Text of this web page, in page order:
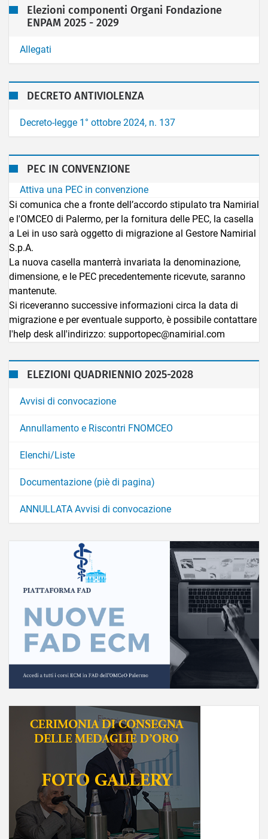
Elezioni componenti Organi Fondazione
ENPAM 2025 - 2029
Allegati
DECRETO ANTIVIOLENZA
Decreto-legge 1° ottobre 2024, n. 137
PEC IN CONVENZIONE
Attiva una PEC in convenzione
Si comunica che a fronte dell’accordo stipulato tra Namirial
e l'OMCEO di Palermo, per la fornitura delle PEC, la casella
a Lei in uso sarà oggetto di migrazione al Gestore Namirial
S.p.A.
La nuova casella manterrà invariata la denominazione,
dimensione, e le PEC precedentemente ricevute, saranno
mantenute.
Si riceveranno successive informazioni circa la data di
migrazione e per eventuale supporto, è possibile contattare
l'help desk all'indirizzo: supportopec@namirial.com
ELEZIONI QUADRIENNIO 2025-2028
Avvisi di convocazione
Annullamento e Riscontri FNOMCEO
Elenchi/Liste
Documentazione (piè di pagina)
ANNULLATA Avvisi di convocazione